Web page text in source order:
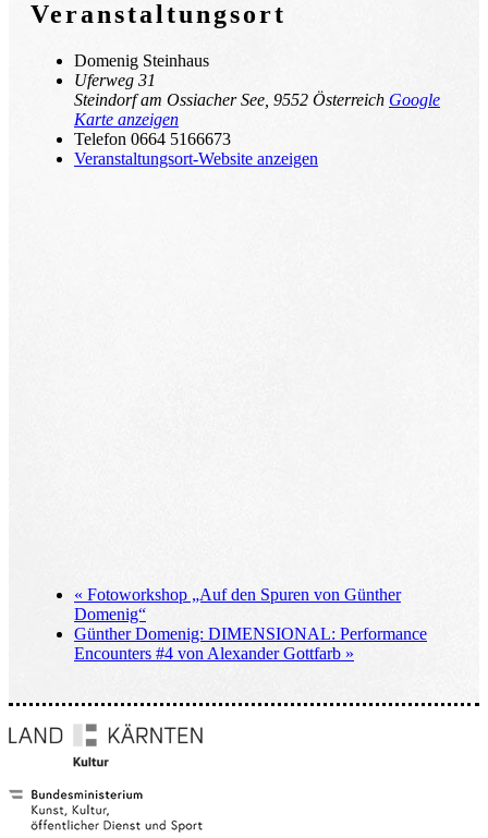
Veranstaltungsort
Domenig Steinhaus
Uferweg 31
Steindorf am Ossiacher See 9552 Österreich Google
Karte anzeigen
Telefon 0664 5166673
Veranstaltungsort-Website anzeigen
« Fotoworkshop „Auf den Spuren von Günther
Domenig“
Günther Domenig: DIMENSIONAL: Performance
Encounters #4 von Alexander Gottfarb »